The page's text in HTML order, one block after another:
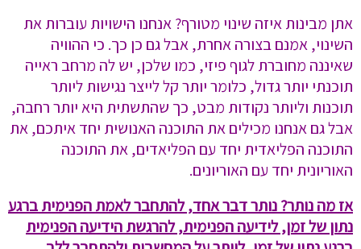
אתן מבינות איזה שינוי מטורף? אנחנו הישויות עוברות את
השינוי, אמנם בצורה אחרת, אבל גם כן כך. כי ההוויה
שאיננה מחוברת לגוף פיזי, כמו שלכן, יש לה מרחב ראייה
תוכנתי יותר גדול, כלומר יותר קל לייצר נגישות ליותר
תוכנות וליותר נקודות מבט, כך שהתשתית היא יותר רחבה,
אבל גם אנחנו מכילים את התוכנה האנושית יחד איתכם, את
התוכנה הפליאדית יחד עם הפליאדים, את התוכנה
האוריונית יחד עם האוריונים.
אז מה נותר? נותר דבר אחד, להתחבר לאמת הפנימית ברגע
נתון של זמן, לידיעה הפנימית, להרגשת הידיעה הפנימית